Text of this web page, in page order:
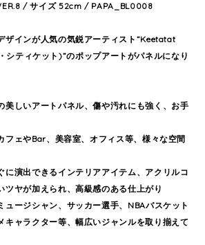
/ サイズ 52cm / PAPA_BL0008
ザインが人気の気鋭アーティスト”Keetatat
ティケット)”のポップアートがパネルになり
美しいアートパネル、傷や汚れにも強く、お手
フェやBar、美容室、オフィス等、様々な空間
に演出できるインテリアアイテム、アクリルコ
ツヤが加えられ、高級感のある仕上がり
ュージシャン、サッカー選手、NBAバスケット
キャラクター等、幅広いジャンルを取り揃えて